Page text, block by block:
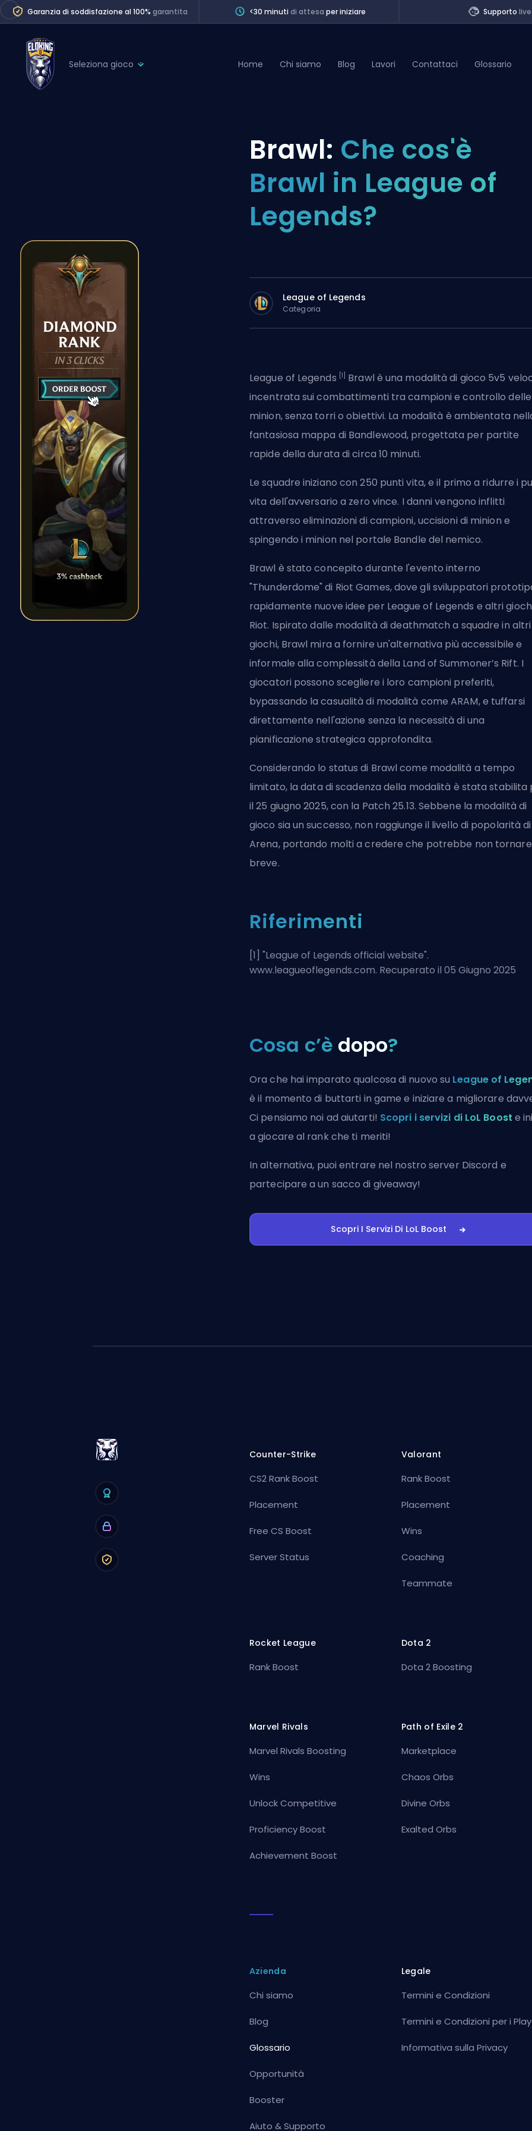
Garanzia di soddisfazione al 100%garantita <30 minutidi attesa per iniziare Supporto live
Seleziona gioco
Path of Exile 2
Division Boost
Home Chi siamo Blog Lavori Contattaci Glossario
Brawl: Che cos'è
Brawl in League of
Legends?
League of Legends
Categoria
League of Legends [1]
Brawl è una modalità di gioco 5v5
incentrata sui combattimenti tra campioni e controllo delle
minion, senza torri o obiettivi. La modalità è ambientata
fantasiosa mappa di Bandlewood, progettata per partite
rapide della durata di circa 10 minuti.
Le squadre iniziano con 250 punti vita, e il primo a ridurre i
vita dell'avversario a zero vince. I danni vengono inflitti
attraverso eliminazioni di campioni, uccisioni di minion e
spingendo i minion nel portale Bandle del nemico.
Brawl è stato concepito durante l'evento interno
"Thunderdome" di Riot Games, dove gli sviluppatori
rapidamente nuove idee per League of Legends e altri
Riot. Ispirato dalle modalità di deathmatch a squadre in altri
giochi, Brawl mira a fornire un'alternativa più accessibile e
informale alla complessità della Land of Summoner’s Rift. I
giocatori possono scegliere i loro campioni preferiti,
bypassando la casualità di modalità come ARAM, e tuffarsi
direttamente nell'azione senza la necessità di una
pianificazione strategica approfondita.
Considerando lo status di Brawl come modalità a tempo
limitato, la data di scadenza della modalità è stata stabilita
il 25 giugno 2025, con la Patch 25.13. Sebbene la modalità di
gioco sia un successo, non raggiunge il livello di popolarità di
Arena, portando molti a credere che potrebbe non
breve.
Riferimenti
[1] "League of Legends official website".
www.leagueoflegends.com. Recuperato il 05 Giugno 2025
Cosa c’è dopo?
Ora che hai imparato qualcosa di nuovo su League of
è il momento di buttarti in game e iniziare a migliorare
Ci pensiamo noi ad aiutarti! Scopri i servizi di LoL Boost e
a giocare al rank che ti meriti!
In alternativa, puoientrare nel nostro server Discord e
partecipare a un sacco di giveaway!
Scopri I Servizi Di LoL Boost
Counter-Strike
CS2 Rank Boost
Placement
Free CS Boost
Server Status
Valorant
Rank Boost
Placement
Wins
Coaching
Teammate
Rocket League
Rank Boost
Dota 2
Dota 2 Boosting
Marvel Rivals
Marvel Rivals Boosting
Wins
Unlock Competitive
Proficiency Boost
Achievement Boost
Path of Exile 2
Marketplace
Chaos Orbs
Divine Orbs
Exalted Orbs
Azienda
Chi siamo
Blog
Glossario
Opportunità
Booster
Aiuto & Supporto
Legale
Termini e Condizioni
Termini e Condizioni per i
Informativa sulla Privacy